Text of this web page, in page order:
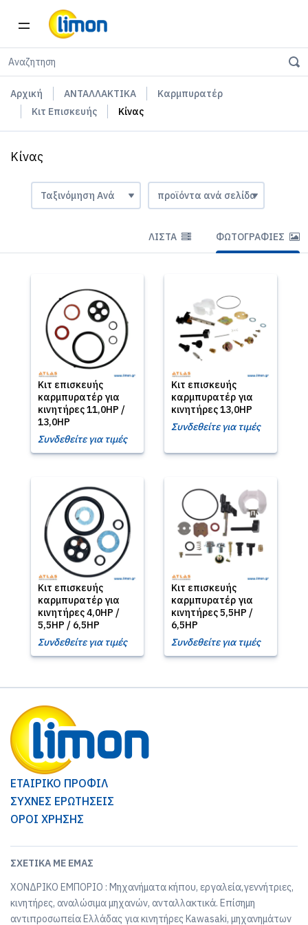
Αρχική ΑΝΤΑΛΛΑΚΤΙΚΑ
Καρμπυρατέρ
Κιτ Επισκευής
Κίνας
Κίνας
ΛΊΣΤΑ ΦΩΤΟΓΡΑΦΊΕΣ
Κιτ επισκευής
καρμπυρατέρ για
κινητήρες 11,0HP /
13,0HP
Συνδεθείτε για τιμές
Κιτ επισκευής
καρμπυρατέρ για
κινητήρες 13,0HP
Συνδεθείτε για τιμές
Κιτ επισκευής
καρμπυρατέρ για
κινητήρες 4,0HP /
5,5HP / 6,5HP
Συνδεθείτε για τιμές
Κιτ επισκευής
καρμπυρατέρ για
κινητήρες 5,5HP /
6,5HP
Συνδεθείτε για τιμές
ΕΤΑΙΡΙΚΟ ΠΡΟΦΙΛ
ΣΥΧΝΕΣ ΕΡΩΤΗΣΕΙΣ
ΟΡΟΙ ΧΡΗΣΗΣ
ΣΧΕΤΙΚΆ ΜΕ ΕΜΆΣ
ΧΟΝΔΡΙΚΟ ΕΜΠΟΡΙΟ : Μηχανήματα κήπου, εργαλεία,γεννήτριες,
κινητήρες, αναλώσιμα μηχανών, ανταλλακτικά. Επίσημη
αντιπροσωπεία Ελλάδας για κινητήρες Kawasaki, μηχανημάτων